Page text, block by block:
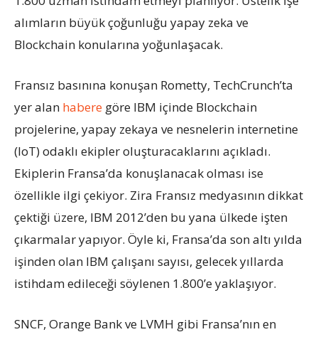
alımların büyük çoğunluğu yapay zeka ve
Blockchain konularına yoğunlaşacak.
Fransız basınına konuşan Rometty, TechCrunch’ta
yer alan habere göre IBM içinde Blockchain
projelerine, yapay zekaya ve nesnelerin internetine
(IoT) odaklı ekipler oluşturacaklarını açıkladı.
Ekiplerin Fransa’da konuşlanacak olması ise
özellikle ilgi çekiyor. Zira Fransız medyasının dikkat
çektiği üzere, IBM 2012’den bu yana ülkede işten
çıkarmalar yapıyor. Öyle ki, Fransa’da son altı yılda
işinden olan IBM çalışanı sayısı, gelecek yıllarda
istihdam edileceği söylenen 1.800’e yaklaşıyor.
SNCF, Orange Bank ve LVMH gibi Fransa’nın en